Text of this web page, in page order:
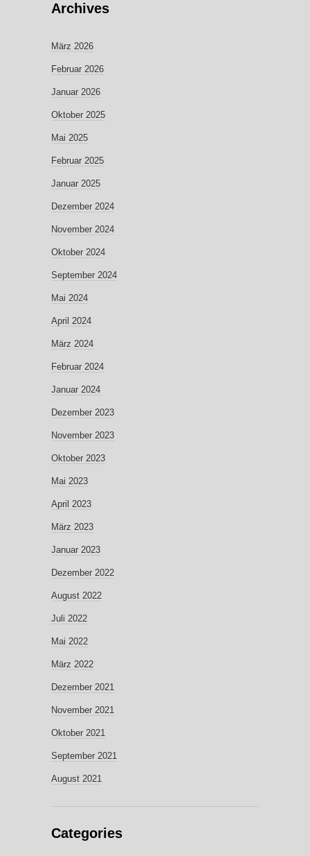
Archives
März 2026
Februar 2026
Januar 2026
Oktober 2025
Mai 2025
Februar 2025
Januar 2025
Dezember 2024
November 2024
Oktober 2024
September 2024
Mai 2024
April 2024
März 2024
Februar 2024
Januar 2024
Dezember 2023
November 2023
Oktober 2023
Mai 2023
April 2023
März 2023
Januar 2023
Dezember 2022
August 2022
Juli 2022
Mai 2022
März 2022
Dezember 2021
November 2021
Oktober 2021
September 2021
August 2021
Categories